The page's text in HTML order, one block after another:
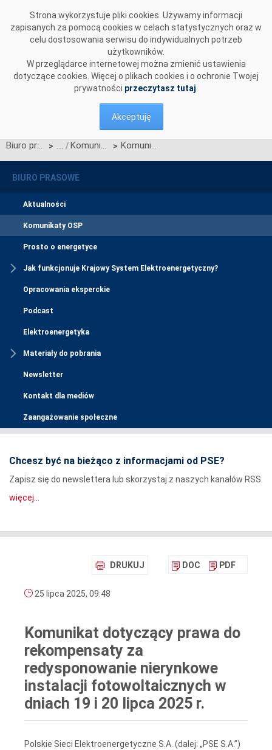
Strona wykorzystuje pliki cookies. Używamy informacji
zapisanych za pomocą cookies w celach statystycznych oraz w
celu dostosowania serwisu do indywidualnych potrzeb
użytkowników.
W przeglądarce internetowej można zmienić ustawienia
dotyczące cookies. Więcej o plikach cookies i o ochronie Twojej
prywatności przeczytasz tutaj
Akceptuję
Biuro prasowe > Komunikaty OSP > Komunikat dotyczący prawa do rekompensaty za redysponowanie nierynkowe instalacji fotowoltaicznych w dniach 19 i 20 lipca 2025 r.
BIURO PRASOWE
Aktualności
Komunikaty OSP
Prosto o energetyce
Jak funkcjonuje Krajowy System Elektroenergetyczny?
Opracowania eksperckie
Podcast
Elektroenergetyka
Materiały do pobrania
Newsletter
Kontakt dla mediów
Zaangażowanie społeczne
Chcesz być na bieżąco z informacjami od PSE?
Zapisz się do newslettera lub skorzystaj z naszych kanałów RSS.
więcej...
DRUKUJ DOC PDF
25 lipca 2025, 09:48
Komunikat dotyczący prawa do
rekompensaty za
redysponowanie nierynkowe
instalacji fotowoltaicznych w
dniach 19 i 20 lipca 2025 r.
Polskie Sieci Elektroenergetyczne S.A. (dalej: „PSE S.A.”)